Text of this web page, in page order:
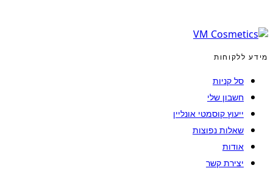
מידע ללקוחות
סל קניות
חשבון שלי
ייעוץ קוסמטי אונליין
שאלות נפוצות
אודות
יצירת קשר